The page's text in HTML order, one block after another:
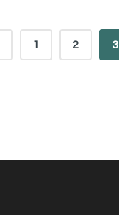
1 2 3